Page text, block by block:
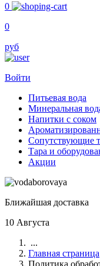
0
0
руб
Войти
Питьевая вода
Минеральная
Напитки с соком
Сопутствующие
Тара и
Акции
Ближайшая доставка
10 Августа
...
Главная страница
Политика